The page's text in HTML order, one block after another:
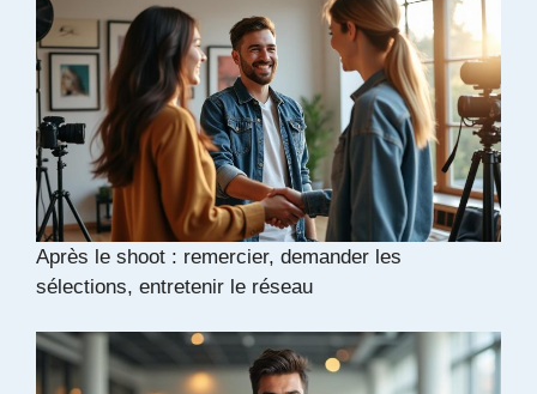
Après le shoot : remercier, demander les
sélections, entretenir le réseau